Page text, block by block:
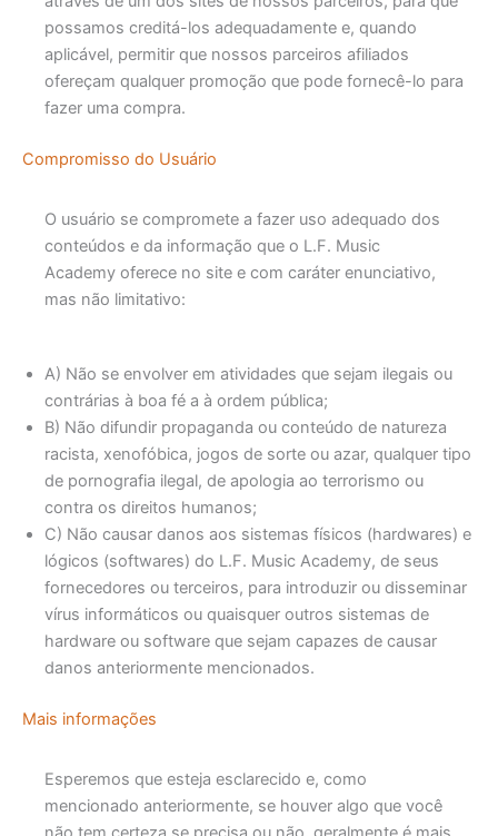
possamos creditá-los adequadamente e, quando
aplicável, permitir que nossos parceiros afiliados
ofereçam qualquer promoção que pode fornecê-lo para
fazer uma compra.
Compromisso do Usuário
O usuário se compromete a fazer uso adequado dos
conteúdos e da informação que o L.F. Music
Academy oferece no site e com caráter enunciativo,
mas não limitativo:
A) Não se envolver em atividades que sejam ilegais ou
contrárias à boa fé a à ordem pública;
B) Não difundir propaganda ou conteúdo de natureza
racista, xenofóbica, jogos de sorte ou azar, qualquer tipo
de pornografia ilegal, de apologia ao terrorismo ou
contra os direitos humanos;
C) Não causar danos aos sistemas físicos (hardwares) e
lógicos (softwares) do L.F. Music Academy, de seus
fornecedores ou terceiros, para introduzir ou disseminar
vírus informáticos ou quaisquer outros sistemas de
hardware ou software que sejam capazes de causar
danos anteriormente mencionados.
Mais informações
Esperemos que esteja esclarecido e, como
mencionado anteriormente, se houver algo que você